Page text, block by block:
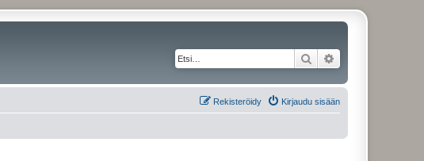
Etsi
Kirjaudu sisään
Rekisteröidy